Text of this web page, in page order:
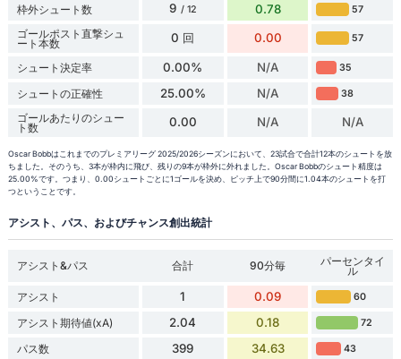
枠外シュート数 9 / 12 0.78 57
ゴールポスト直撃シュ
ート本数 0 回 0.00 57
シュート決定率 0.00% N/A 35
シュートの正確性 25.00% N/A 38
ゴールあたりのシュー
ト数 0.00 N/A N/A
Oscar Bobbはこれまでのプレミアリーグ 2025/2026シーズンにおいて、23試合で合計12本のシュートを放
ちました。そのうち、3本が枠内に飛び、残りの9本が枠外に外れました。Oscar Bobbのシュート精度は
25.00%です。つまり、0.00シュートごとに1ゴールを決め、ピッチ上で90分間に1.04本のシュートを打
つということです。
アシスト、パス、およびチャンス創出統計
アシスト&パス 合計 90分毎 パーセンタイ
ル
アシスト
1 0.09 60
アシスト期待値(xA) 2.04 0.18 72
パス数 399 34.63 43